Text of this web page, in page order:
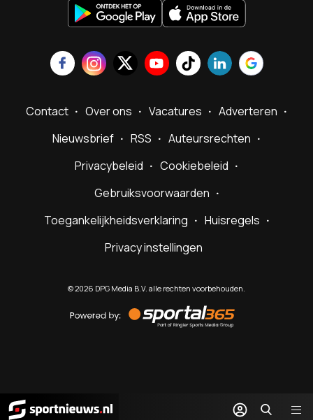
Contact Over ons Vacatures
Adverteren
Nieuwsbrief
RSS
Auteursrechten
Privacybeleid
Cookiebeleid
Gebruiksvoorwaarden
Toegankelijkheidsverklaring
Huisregels
Privacy instellingen
©2026 DPG Media B.V. alle rechten voorbehouden.
by
Sportal365